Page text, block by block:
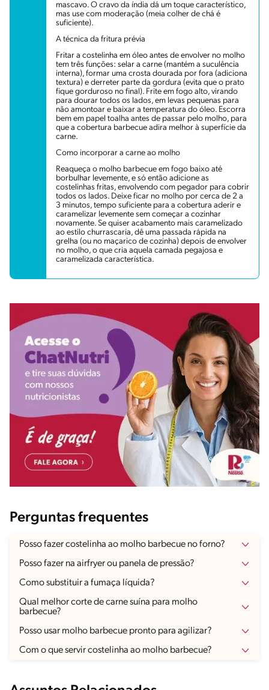
mascavo. O cravo da índia dá um toque característico,
mas use com moderação (meia colher de chá é
suficiente).
A técnica da fritura prévia
Fritar a costelinha em óleo antes de envolver no molho
tem três funções: selar a carne (mantém a suculência
interna), formar uma crosta dourada por fora (adiciona
textura) e derreter parte da gordura (evita que o prato
fique gorduroso no final). Frite em fogo alto, virando
para dourar todos os lados, em levas pequenas para
não amontoar e baixar a temperatura do óleo. Escorra
bem em papel toalha antes de passar pelo molho, para
que a cobertura barbecue adira melhor à superfície da
carne.
Como incorporar a carne ao molho
Reaqueça o molho barbecue em fogo baixo até
borbulhar levemente, e só então adicione as
costelinhas fritas, envolvendo com pegador para cobrir
todos os lados. Deixe ficar no molho por cerca de 2 a
3 minutos, tempo suficiente para a cobertura aderir e
caramelizar levemente sem começar a cozinhar
novamente. Se quiser acabamento mais caramelizado
ao estilo churrascaria, dê uma passada rápida na
grelha (ou no maçarico de cozinha) depois de envolver
no molho, o que cria aquela camada pegajosa e
caramelizada característica.
Perguntas frequentes
Posso fazer costelinha ao molho barbecue no forno?
Posso fazer na airfryer ou panela de pressão?
Como substituir a fumaça líquida?
Qual melhor corte de carne suína para molho
barbecue?
Posso usar molho barbecue pronto para agilizar?
Com o que servir costelinha ao molho barbecue?